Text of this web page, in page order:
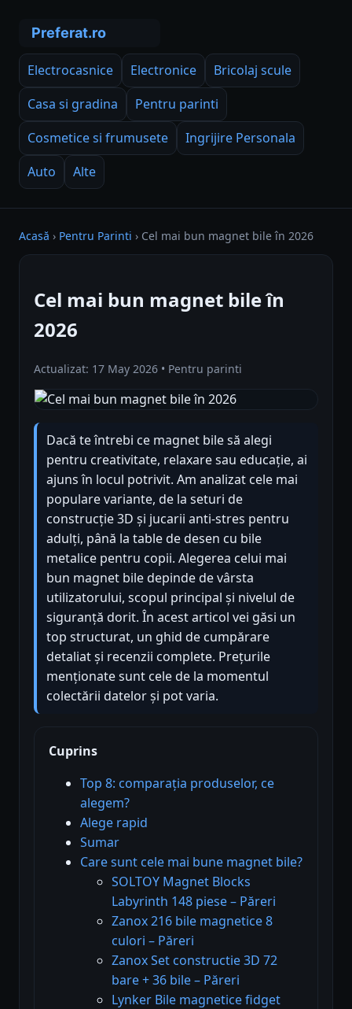
Electrocasnice Electronice
Bricolaj scule
Casa si gradina
Pentru parinti
Cosmetice si frumusete
Ingrijire Personala
Auto
Alte
Acasă › Pentru Parinti › Cel mai bun magnet bile în 2026
Cel mai bun magnet bile în
2026
Actualizat: 17 May 2026 • Pentru parinti
Dacă te întrebi ce magnet bile să alegi
pentru creativitate, relaxare sau educație, ai
ajuns în locul potrivit. Am analizat cele mai
populare variante, de la seturi de
construcție 3D și jucarii anti-stres pentru
adulți, până la table de desen cu bile
metalice pentru copii. Alegerea celui mai
bun magnet bile depinde de vârsta
utilizatorului, scopul principal și nivelul de
siguranță dorit. În acest articol vei găsi un
top structurat, un ghid de cumpărare
detaliat și recenzii complete. Prețurile
menționate sunt cele de la momentul
colectării datelor și pot varia.
Cuprins
Top 8: comparația produselor, ce
alegem?
Alege rapid
Sumar
Care sunt cele mai bune magnet bile?
SOLTOY Magnet Blocks
Labyrinth 148 piese – Păreri
Zanox 216 bile magnetice 8
culori – Păreri
Zanox Set constructie 3D 72
bare + 36 bile – Păreri
Lynker Bile magnetice fidget